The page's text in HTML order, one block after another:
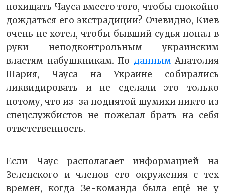
похищать Чауса вместо того, чтобы спокойно
дождаться его экстрадиции? Очевидно, Киев
очень не хотел, чтобы бывший судья попал в
руки неподконтрольным украинским
властям набушкникам. По даннымАнатолия
Шария, Чауса на Украине собирались
ликвидировать и не сделали это только
потому, что из-за поднятой шумихи никто из
спецслужбистов не пожелал брать на себя
ответственность.
Если Чаус располагает информацией на
Зеленского и членов его окружения с тех
времен, когда Зе-команда была ещё не у